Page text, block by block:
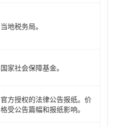
当地税务局。
国家社会保障基金。
官方授权的法律公告报纸。价
格受公告篇幅和报纸影响。